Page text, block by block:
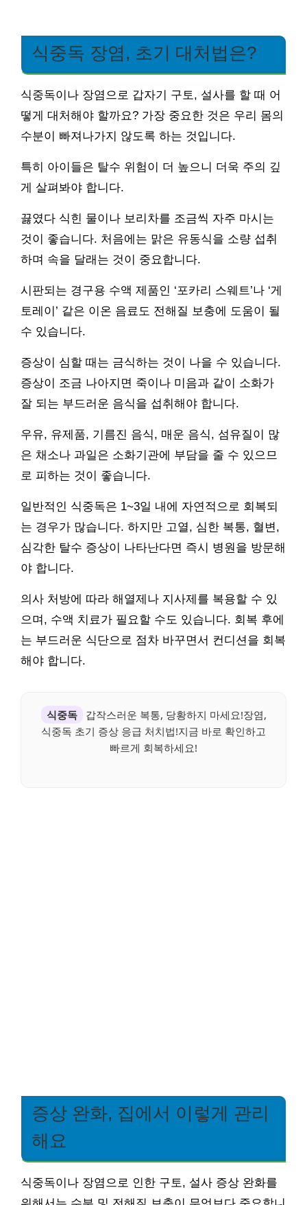
식중독 장염, 초기 대처법은?
식중독이나 장염으로 갑자기 구토, 설사를 할 때 어
떻게 대처해야 할까요? 가장 중요한 것은 우리 몸의
수분이 빠져나가지 않도록 하는 것입니다.
특히 아이들은 탈수 위험이 더 높으니 더욱 주의 깊
게 살펴봐야 합니다.
끓였다 식힌 물이나 보리차를 조금씩 자주 마시는
것이 좋습니다. 처음에는 맑은 유동식을 소량 섭취
하며 속을 달래는 것이 중요합니다.
시판되는 경구용 수액 제품인 ‘포카리 스웨트’나 ‘게
토레이’ 같은 이온 음료도 전해질 보충에 도움이 될
수 있습니다.
증상이 심할 때는 금식하는 것이 나을 수 있습니다.
증상이 조금 나아지면 죽이나 미음과 같이 소화가
잘 되는 부드러운 음식을 섭취해야 합니다.
우유, 유제품, 기름진 음식, 매운 음식, 섬유질이 많
은 채소나 과일은 소화기관에 부담을 줄 수 있으므
로 피하는 것이 좋습니다.
일반적인 식중독은 1~3일 내에 자연적으로 회복되
는 경우가 많습니다. 하지만 고열, 심한 복통, 혈변,
심각한 탈수 증상이 나타난다면 즉시 병원을 방문해
야 합니다.
의사 처방에 따라 해열제나 지사제를 복용할 수 있
으며, 수액 치료가 필요할 수도 있습니다. 회복 후에
는 부드러운 식단으로 점차 바꾸면서 컨디션을 회복
해야 합니다.
식중독
갑작스러운 복통, 당황하지 마세요!장염,
식중독 초기 증상 응급 처치법!지금 바로 확인하고
빠르게 회복하세요!
증상 완화, 집에서 이렇게 관리
해요
식중독이나 장염으로 인한 구토, 설사 증상 완화를